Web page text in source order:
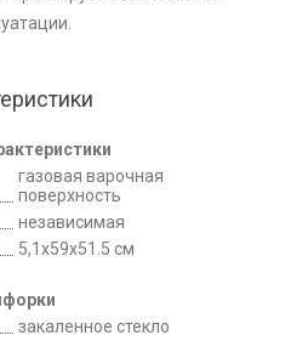
газовая варочная
поверхность
независимая
5,1x59x51.5 см
закаленное стекло